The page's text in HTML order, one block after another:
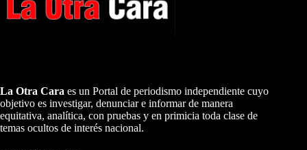
La Otra Cara es un Portal de periodismo independiente cuyo
objetivo es investigar, denunciar e informar de manera
equitativa, analítica, con pruebas y en primicia toda clase de
temas ocultos de interés nacional.